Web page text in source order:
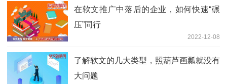
在软文推广中落后的企业，如何快速“碾
压”同行
2022-12-08
了解软文的几大类型，照葫芦画瓢就没有
大问题